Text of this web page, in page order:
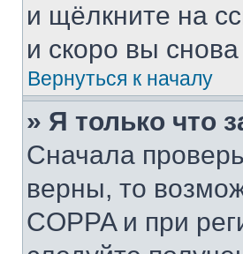
и щёлкните на
и скоро вы
Вернуться к началу
» Я только что
Сначала
верны, то
COPPA и при